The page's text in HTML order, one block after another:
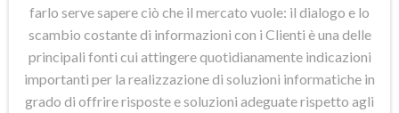
farlo serve sapere ciò che il mercato vuole: il dialogo e lo
scambio costante di informazioni con i Clienti è una delle
principali fonti cui attingere quotidianamente indicazioni
importanti per la realizzazione di soluzioni informatiche in
grado di offrire risposte e soluzioni adeguate rispetto agli